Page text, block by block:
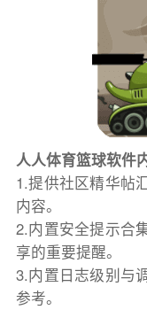
人人体育篮球软件
1.提供社区精华帖
内容。
2.内置安全提示合
享的重要提醒。
3.内置日志级别与
参考。